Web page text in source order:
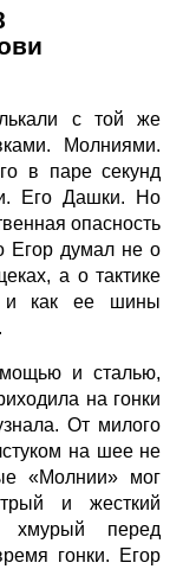
с той же
Молниями.
в паре секунд
Его Дашки. Но
опасность
Егор думал не о
а о тактике
и как ее шины
мощью и сталью,
на гонки
От милого
на шее не
«Молнии» мог
и жесткий
хмурый перед
гонки. Егор